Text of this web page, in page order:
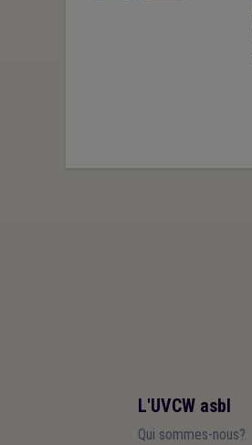
L'UVCW asbl
Qui sommes-nous?